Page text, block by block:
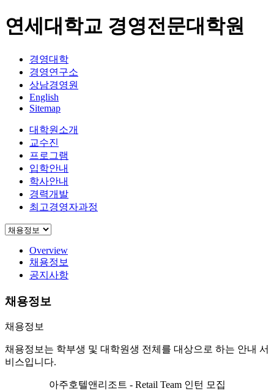
연세대학교 경영전문대학원
경영대학
경영연구소
상남경영원
English
Sitemap
대학원소개
교수진
프로그램
입학안내
학사안내
경력개발
최고경영자과정
Overview
채용정보
공지사항
채용정보
채용정보
채용정보는 학부생 및 대학원생 전체를 대상으로 하는 안내 서
비스입니다.
아주호텔앤리조트 - Retail Team 인턴 모집